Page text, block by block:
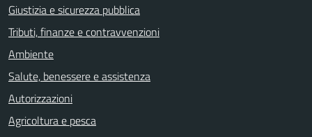
Giustizia e sicurezza pubblica
Tributi, finanze e contravvenzioni
Ambiente
Salute, benessere e assistenza
Autorizzazioni
Agricoltura e pesca